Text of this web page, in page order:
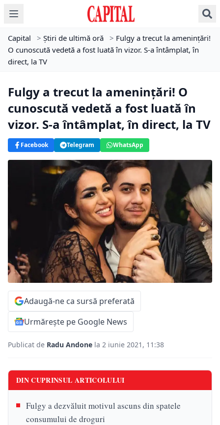
Capital > Știri de ultimă oră > Fulgy a trecut la amenințări!
O cunoscută vedetă a fost luată în vizor. S-a întâmplat, în
direct, la TV
Fulgy a trecut la amenințări! O
cunoscută vedetă a fost luată în
vizor. S-a întâmplat, în direct, la TV
Facebook Telegram WhatsApp
Adaugă-ne ca sursă preferată
Urmărește pe Google News
Publicat de Radu Andone la 2 iunie 2021, 11:38
DIN CUPRINSUL ARTICOLULUI
Fulgy a dezvăluit motivul ascuns din spatele
consumului de droguri